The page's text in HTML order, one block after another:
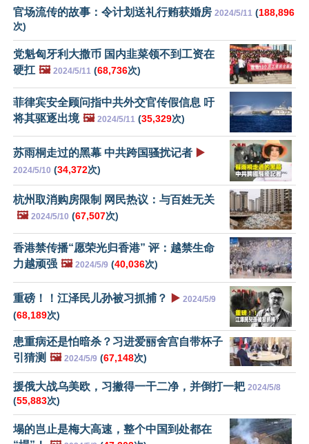
官场流传的故事：令计划送礼行贿获婚房 2024/5/11 (188,896
次)
党魁匈牙利大撒币 国内韭菜领不到工资在
硬扛 🖼️ 2024/5/11 (68,736次)
菲律宾安全顾问指中共外交官传假信息 吁
将其驱逐出境 🖼️ 2024/5/11 (35,329次)
苏雨桐走过的黑幕 中共跨国骚扰记者 ▶️
2024/5/10 (34,372次)
杭州取消购房限制 网民热议：与百姓无关
🖼️ 2024/5/10 (67,507次)
香港禁传播“愿荣光归香港” 评：越禁生命
力越顽强 🖼️ 2024/5/9 (40,036次)
重磅！！江泽民儿孙被习抓捕？ ▶️ 2024/5/9
(68,189次)
患重病还是怕暗杀？习进爱丽舍宫自带杯子
引猜测 🖼️ 2024/5/9 (67,148次)
援俄大战乌美欧，习撇得一干二净，并倒打一耙 2024/5/8
(55,883次)
塌的岂止是梅大高速，整个中国到处都在